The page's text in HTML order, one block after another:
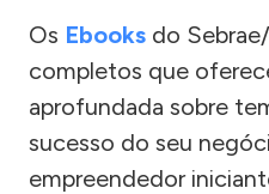
Os Ebooks do
completos que
aprofundada sobre
sucesso do seu
empreendedor